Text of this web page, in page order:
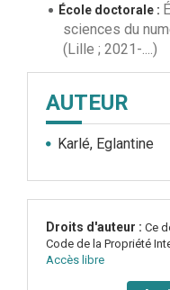
École doctorale :
sciences du
(Lille ; 2021-....)
AUTEUR
Karlé, Eglantine
Droits d'auteur : Ce
Code de la Propriété
Accès libre